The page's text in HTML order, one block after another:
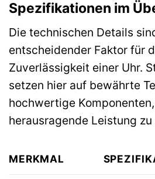
Spezifikationen im
Die technischen Details
entscheidender Faktor für
Zuverlässigkeit einer Uhr.
setzen hier auf bewährte
hochwertige
herausragende Leistung
MERKMAL